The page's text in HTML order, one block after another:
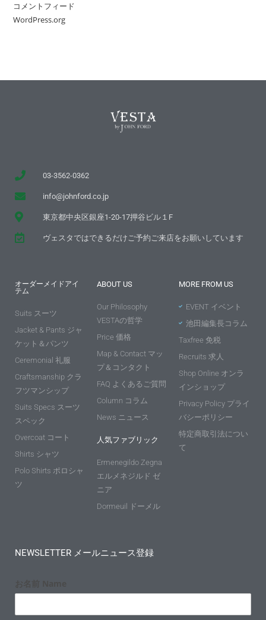
コメントフィード
WordPress.org
03-3562-0362
info@johnford.co.jp
東京都中央区銀座1-20-17押谷ビル１F
ヴェスタではできるだけご予約ご来店をお願いしています
オーダーメイドアイ
テム
Suits スーツ
Jacket & Pants ジャ
ケット＆パンツ
Ceremonial 礼服
Craftsmanship クラ
フツマンシップ
Suits Specs スーツ
スペック
Overcoat コート
Shirts シャツ
Polo Shirts ポロシャ
ツ
ABOUT US
Our Philosophy
VESTAの哲学
Price 価格
Map & Contact マッ
プ＆コンタクト
FAQ よくあるご質問
Column コラム
News ニュース
人気ファブリック
Ermenegildo Zegna
エルメネジルド ゼ
ニア
Dormeuil ドーメル
MORE FROM US
EVENT イベント
池田編集長コラム
Taxfree 免税
Recruits 求人
Shop Online オンラ
インショップ
Privacy Policy プライ
バシーポリシー
特定商取引法につい
て
NEWSLETTER メールニュース登録